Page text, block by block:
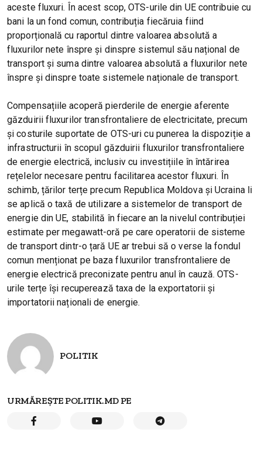
aceste fluxuri. În acest scop, OTS-urile din UE contribuie cu
bani la un fond comun, contribuția fiecăruia fiind
proporțională cu raportul dintre valoarea absolută a
fluxurilor nete înspre și dinspre sistemul său național de
transport și suma dintre valoarea absolută a fluxurilor nete
înspre și dinspre toate sistemele naționale de transport.
Compensațiile acoperă pierderile de energie aferente
găzduirii fluxurilor transfrontaliere de electricitate, precum
și costurile suportate de OTS-uri cu punerea la dispoziție a
infrastructurii în scopul găzduirii fluxurilor transfrontaliere
de energie electrică, inclusiv cu investițiile în întărirea
rețelelor necesare pentru facilitarea acestor fluxuri. În
schimb, țărilor terțe precum Republica Moldova și Ucraina li
se aplică o taxă de utilizare a sistemelor de transport de
energie din UE, stabilită în fiecare an la nivelul contribuției
estimate per megawatt-oră pe care operatorii de sisteme
de transport dintr-o țară UE ar trebui să o verse la fondul
comun menționat pe baza fluxurilor transfrontaliere de
energie electrică preconizate pentru anul în cauză. OTS-
urile terțe își recuperează taxa de la exportatorii și
importatorii naționali de energie.
POLITIK
URMĂREȘTE POLITIK.MD PE